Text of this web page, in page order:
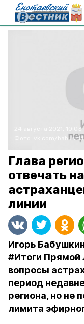
24 августа 2021, 10:03
vk.com/
Глава
отвечать
линии
Игорь
#Итоги Прямой
вопросы
период
региона, но не
лимита